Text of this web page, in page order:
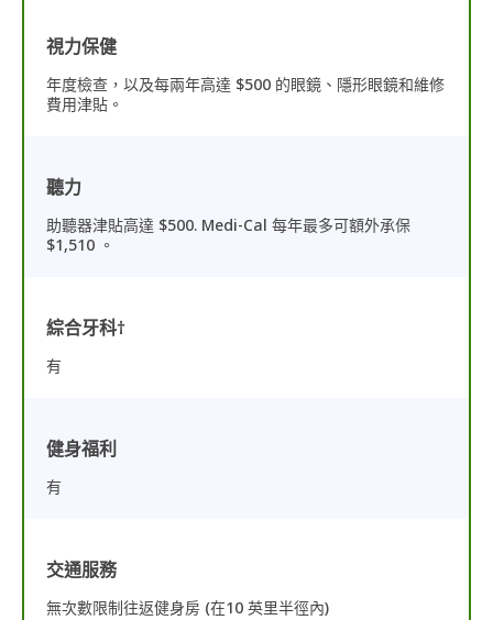
視力保健
年度檢查，以及每兩年高達 $500 的眼鏡、隱形眼鏡和維修
費用津貼。
聽力
助聽器津貼高達 $500. Medi-Cal 每年最多可額外承保
$1,510 。
綜合牙科†
有
健身福利
有
交通服務
無次數限制往返健身房 (在10 英里半徑內)